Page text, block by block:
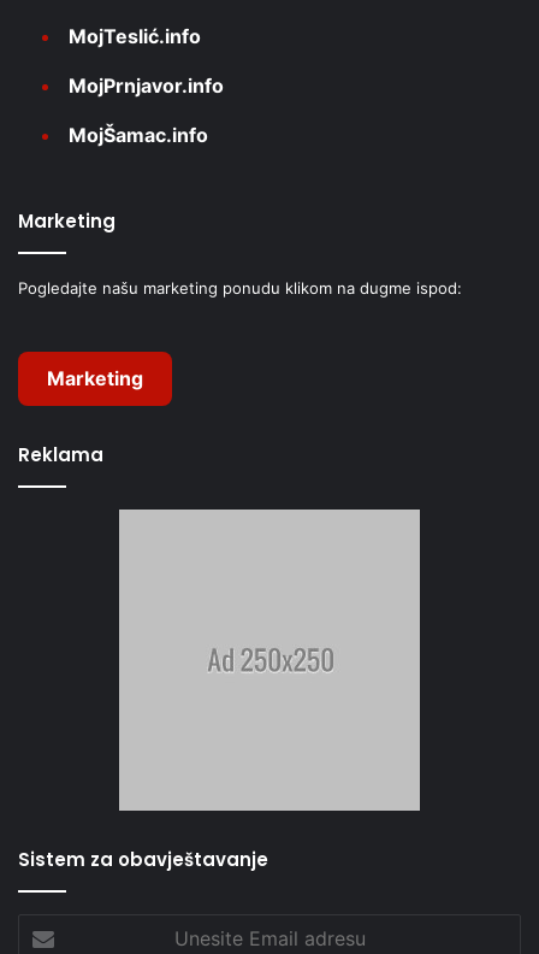
MojTeslić.info
MojPrnjavor.info
MojŠamac.info
Marketing
Pogledajte našu marketing ponudu klikom na dugme ispod:
Marketing
Reklama
Sistem za obavještavanje